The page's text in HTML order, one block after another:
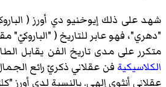
"دهري"، فهو عابر للتاريخ ( "الباروكيّ"
متكرر على مدى تاريخ الفن يقابل
الكلاسيكية فن عقلاني ذكريّ رائع
عقلاني أنثوي إلهي. بالنسبة لدي أورز